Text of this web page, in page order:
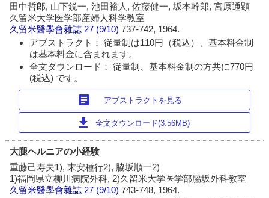
田中哲郎, 山下鋭一, 池田裕人, 佐藤健一, 坂本幹郎, 宮原通顕
久留米大学医学部産婦人科学教室
久留米醫學會雜誌 27 (9/10)737-742, 1964.
アブストラクト： 従量制は110円（税込）、基本料金制
は基本料金に含まれます。
全文ダウンロード： 従量制、基本料金制の方共に770円
(税込) です。
article アブストラクトを見る
download 全文ダウンロード(3.56MB)
大腿ヘルニアの小経験
重藤己寿夫1), 末安種行2), 脇坂順一2)
1)福岡県立柳川病院外科, 2)久留米大学医学部脇坂外科教室
久留米醫學會雜誌 27 (9/10)743-748, 1964.